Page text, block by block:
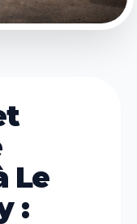
Le
: